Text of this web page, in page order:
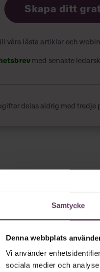
Samtycke
Denna webbplats
Vi använder
sociala medier och
Skapa ditt
våra låsta artiklar och
med senaste
delas aldrig med tredje